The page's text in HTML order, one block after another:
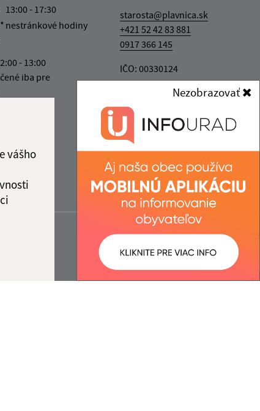
vášho
Nezobrazovať
13:00 - 17:30
nestránkové hodiny
- 13:00
iba pre
starosta@plavnica.sk
+421 52 42 83 881
0917 366 145
IČO: 00330124